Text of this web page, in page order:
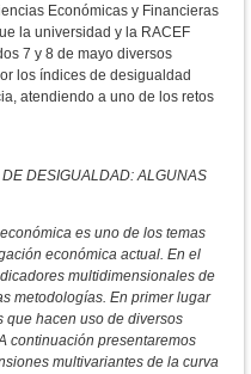
Económicas y Financieras
la universidad y la RACEF
7 y 8 de mayo diversos
los índices de desigualdad
atendiendo a uno de los retos
DESIGUALDAD: ALGUNAS
es uno de los temas
económica actual. En el
multidimensionales de
metodologías. En primer lugar
que hacen uso de diversos
continuación presentaremos
multivariantes de la curva